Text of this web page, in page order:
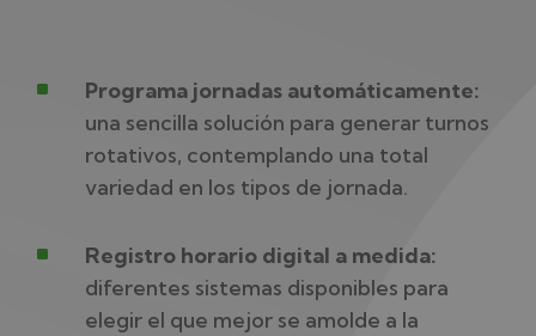
^
Programa jornadas automáticamente:
una sencilla solución para generar turnos
rotativos, contemplando una total
variedad en los tipos de jornada.
^
Registro horario digital a medida:
diferentes sistemas disponibles para
elegir el que mejor se amolde a la